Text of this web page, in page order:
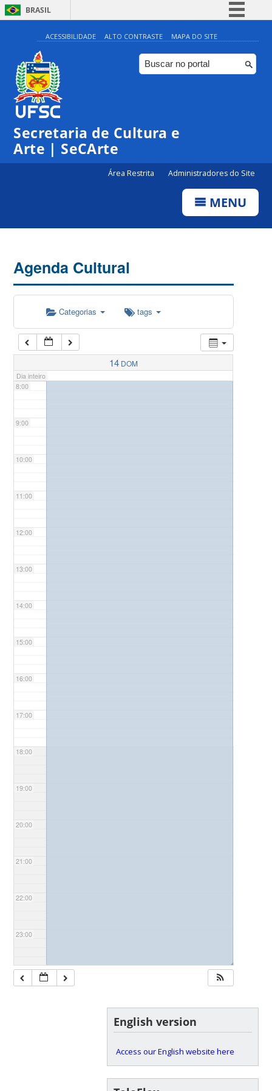
BRASIL
Simplifique!
Comunica BR
Participe
ACESSIBILIDADE ALTO CONTRASTE MAPA DO SITE
Secretaria de Cultura e
Arte | SeCArte
Área Restrita Administradores do Site
MENU
Agenda Cultural
Categorias tags
14 DOM
Dia inteiro
0:00
1:00
5:00
7:00
8:00
9:00
10:00
11:00
12:00
13:00
14:00
15:00
16:00
17:00
18:00
19:00
20:00
21:00
22:00
23:00
◤
◢
Exposição TEIA
Cultura e Eventos
English version
Access our English website here